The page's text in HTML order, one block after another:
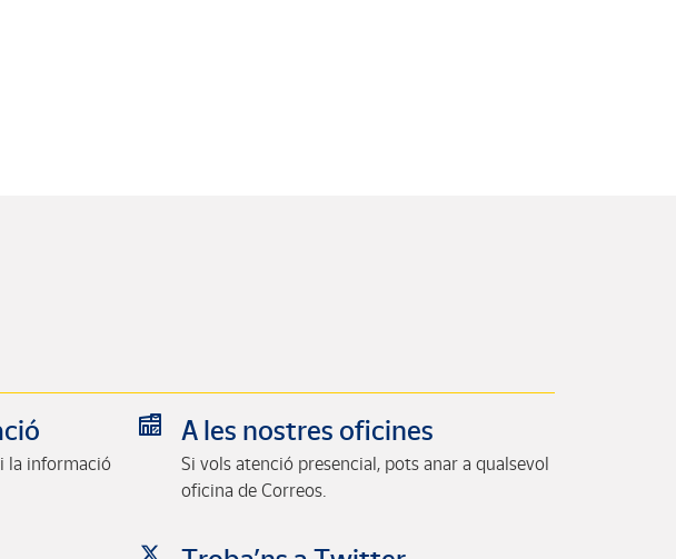
la informació
A les nostres oficines
Si vols atenció presencial, pots anar a qualsevol
oficina de Correos.